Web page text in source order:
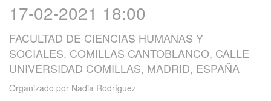
17-02-2021 18:00
FACULTAD DE CIENCIAS HUMANAS Y
SOCIALES. COMILLAS CANTOBLANCO, CALLE
UNIVERSIDAD COMILLAS, MADRID, ESPAÑA
Organizado por Nadia Rodríguez